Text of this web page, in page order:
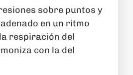
sobre puntos y
en un ritmo
respiración del
con la del